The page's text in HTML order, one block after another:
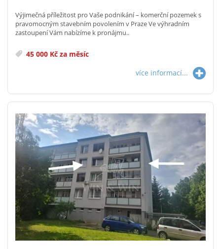
Výjimečná příležitost pro Vaše podnikání – komerční pozemek s
pravomocným stavebním povolením v Praze Ve výhradním
zastoupení Vám nabízíme k pronájmu..
45 000 Kč za měsíc
více informací...